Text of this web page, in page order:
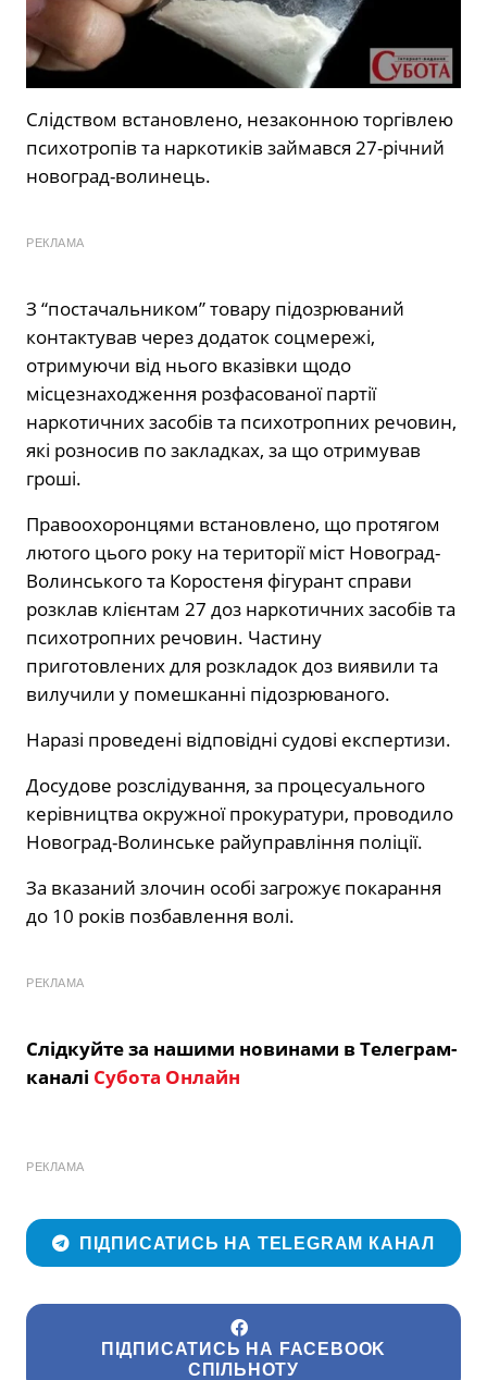
Слідством встановлено, незаконною торгівлею
психотропів та наркотиків займався 27-річний
новоград-волинець.
РЕКЛАМА
З “постачальником” товару підозрюваний
контактував через додаток соцмережі,
отримуючи від нього вказівки щодо
місцезнаходження розфасованої партії
наркотичних засобів та психотропних речовин,
які розносив по закладках, за що отримував
гроші.
Правоохоронцями встановлено, що протягом
лютого цього року на території міст Новоград-
Волинського та Коростеня фігурант справи
розклав клієнтам 27 доз наркотичних засобів та
психотропних речовин. Частину
приготовлених для розкладок доз виявили та
вилучили у помешканні підозрюваного.
Наразі проведені відповідні судові експертизи.
Досудове розслідування, за процесуального
керівництва окружної прокуратури, проводило
Новоград-Волинське райуправління поліції.
За вказаний злочин особі загрожує покарання
до 10 років позбавлення волі.
РЕКЛАМА
Слідкуйте за нашими новинами в Телеграм-
каналі Субота Онлайн
РЕКЛАМА
ПІДПИСАТИСЬ НА TELEGRAM КАНАЛ
ПІДПИСАТИСЬ НА FACEBOOK
СПІЛЬНОТУ